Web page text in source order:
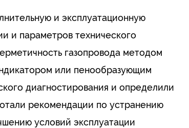
и эксплуатационную
и параметров технического
газопровода методом
или пенообразующим
диагностирования и определили
рекомендации по устранению
условий эксплуатации